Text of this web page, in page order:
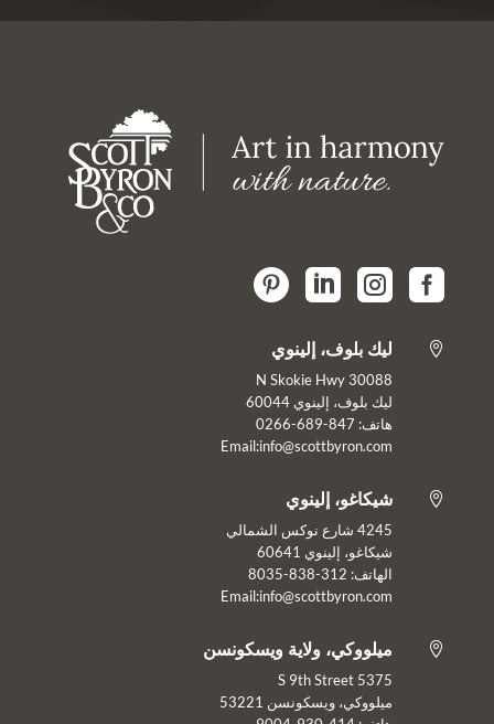




 ليك بلوف، إلينوي
30088 N Skokie Hwy
ليك بلوف، إلينوي 60044
هاتف: 847-689-0266
Email:info@scottbyron.com
 شيكاغو، إلينوي
4245 شارع نوكس الشمالي
شيكاغو، إلينوي 60641
الهاتف: 312-838-8035
Email:info@scottbyron.com
 ميلووكي، ولاية ويسكونسن
5375 S 9th Street
ميلووكي، ويسكونسن 53221